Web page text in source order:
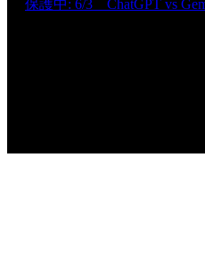
保護中: 6/3 ChatGPT vs